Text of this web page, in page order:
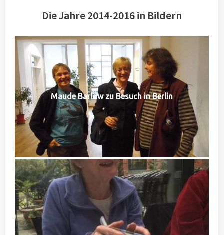
Die Jahre 2014-2016 in Bildern
Maude Barlow zu Besuch in Berlin